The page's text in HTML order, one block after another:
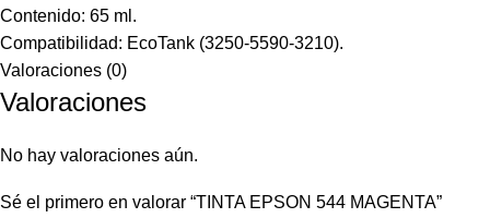
Contenido: 65 ml.
Compatibilidad: EcoTank (3250-5590-3210).
Valoraciones (0)
Valoraciones
No hay valoraciones aún.
Sé el primero en valorar “TINTA EPSON 544 MAGENTA”